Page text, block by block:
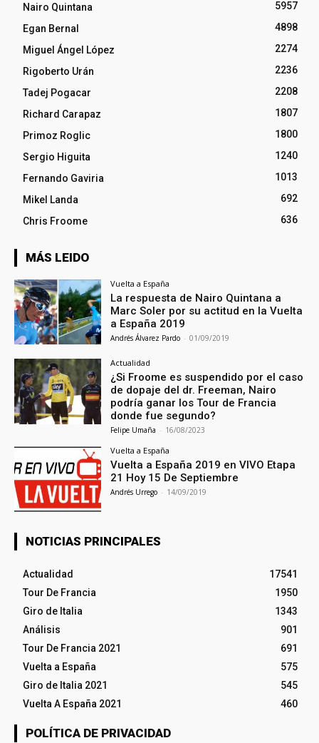
Nairo Quintana
5957
Egan Bernal
4898
Miguel Ángel López
2274
Rigoberto Urán
2236
Tadej Pogacar
2208
Richard Carapaz
1807
Primoz Roglic
1800
Sergio Higuita
1240
Fernando Gaviria
1013
Mikel Landa
692
Chris Froome
636
MÁS LEIDO
Vuelta a España
La respuesta de Nairo Quintana a
Marc Soler por su actitud en la Vuelta
a España 2019
Andrés Álvarez Pardo - 01/09/2019
Actualidad
¿Si Froome es suspendido por el caso
de dopaje del dr. Freeman, Nairo
podría ganar los Tour de Francia
donde fue segundo?
Felipe Umaña - 16/08/2023
Vuelta a España
Vuelta a España 2019 en VIVO Etapa
21 Hoy 15 De Septiembre
Andrés Urrego - 14/09/2019
NOTICIAS PRINCIPALES
Actualidad
17541
Tour De Francia
1950
Giro de Italia
1343
Análisis
901
Tour De Francia 2021
691
Vuelta a España
575
Giro de Italia 2021
545
Vuelta A España 2021
460
POLÍTICA DE PRIVACIDAD